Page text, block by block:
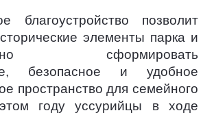
благоустройство позволит
элементы парка и
сформировать
безопасное и удобное
пространство для семейного
году уссурийцы в ходе